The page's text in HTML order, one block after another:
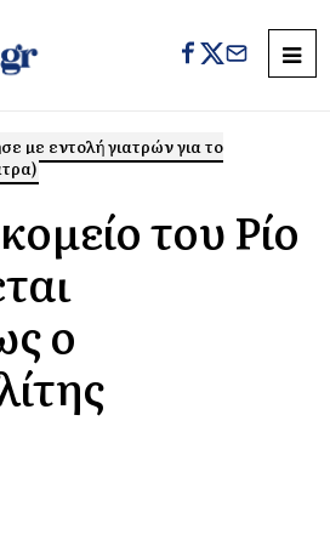
με εντολή γιατρών για το
του Ρίο
ο